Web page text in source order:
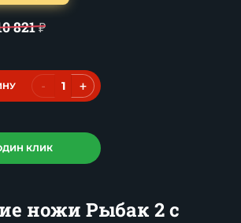
821₽
- +
КЛИК
ножи Рыбак 2 с